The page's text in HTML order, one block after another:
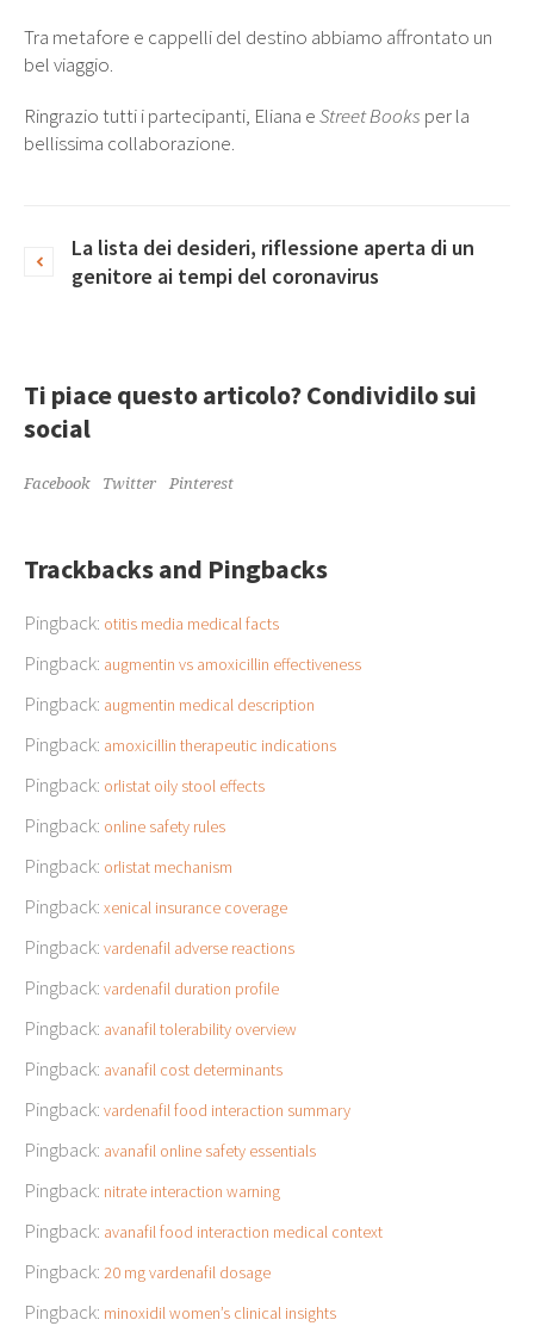
Tra metafore e cappelli del destino abbiamo affrontato un
bel viaggio.
Ringrazio tutti i partecipanti, Eliana eStreet Books per la
bellissima collaborazione.
La lista dei desideri, riflessione aperta di un
genitore ai tempi del coronavirus
Ti piace questo articolo? Condividilo sui
social
Facebook Twitter Pinterest
Trackbacks and Pingbacks
Pingback: otitis media medical facts
Pingback: augmentin vs amoxicillin effectiveness
Pingback: augmentin medical description
Pingback: amoxicillin therapeutic indications
Pingback: orlistat oily stool effects
Pingback: online safety rules
Pingback: orlistat mechanism
Pingback: xenical insurance coverage
Pingback: vardenafil adverse reactions
Pingback: vardenafil duration profile
Pingback: avanafil tolerability overview
Pingback: avanafil cost determinants
Pingback: vardenafil food interaction summary
Pingback: avanafil online safety essentials
Pingback: nitrate interaction warning
Pingback: avanafil food interaction medical context
Pingback: 20 mg vardenafil dosage
Pingback: minoxidil women’s clinical insights